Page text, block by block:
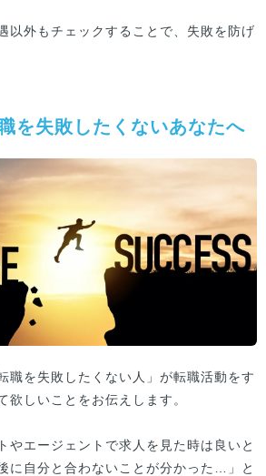
以外もチェックすることで、失敗を防げ
を失敗したくないあなたへ
職を失敗したくない人」が転職活動をす
欲しいことをお伝えします。
やエージェントで求人を見た時は良いと
に自分と合わないことが分かった…」と